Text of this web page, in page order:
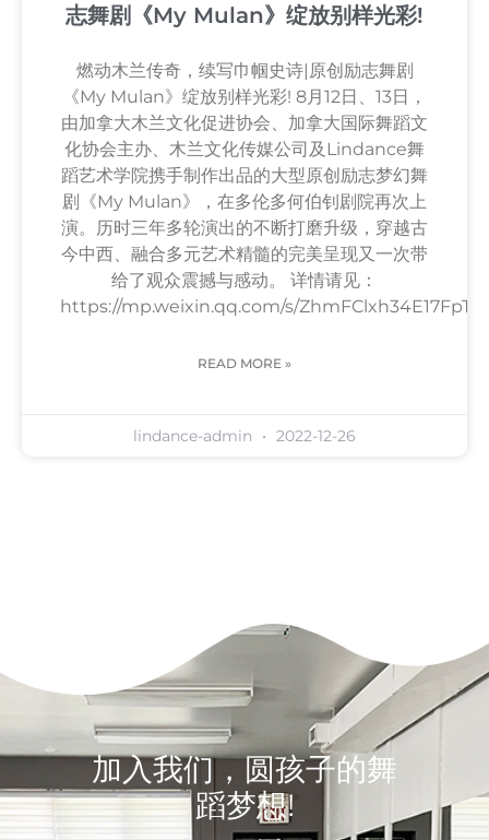
志舞剧《My Mulan》绽放别样光彩!
燃动木兰传奇，续写巾帼史诗|原创励志舞剧
《My Mulan》绽放别样光彩! 8月12日、13日，
由加拿大木兰文化促进协会、加拿大国际舞蹈文
化协会主办、木兰文化传媒公司及Lindance舞
蹈艺术学院携手制作出品的大型原创励志梦幻舞
剧《My Mulan》，在多伦多何伯钊剧院再次上
演。历时三年多轮演出的不断打磨升级，穿越古
今中西、融合多元艺术精髓的完美呈现又一次带
给了观众震撼与感动。 详情请见：
https://mp.weixin.qq.com/s/
READ MORE »
lindance-admin 2022-12-26
加入我们，圆孩子的舞
蹈梦想!